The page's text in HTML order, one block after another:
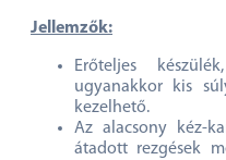
Jellemzők:
Erőteljes
ugyanakkor kis
kezelhető.
Az alacsony kéz-
átadott rezgések